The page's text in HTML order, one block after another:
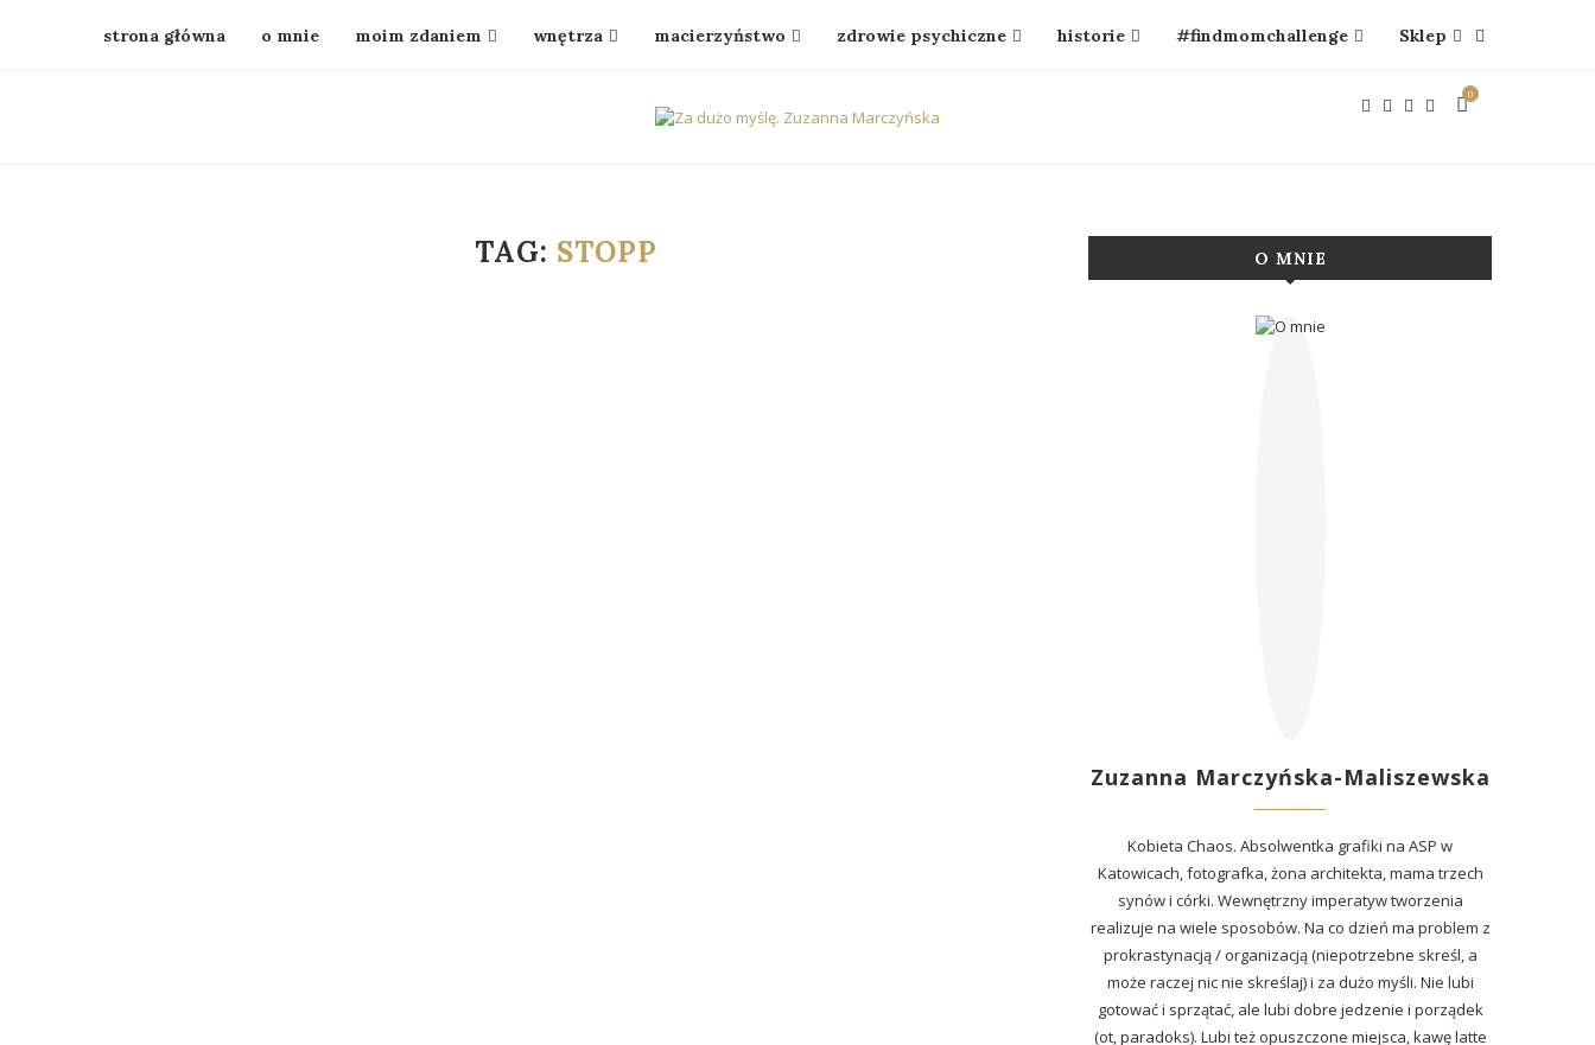
strona główna o mnie moim zdaniem wnętrza macierzyństwo zdrowie psychiczne historie #findmomchallenge Sklep
0
TAG: STOPP O MNIE
Zuzanna Marczyńska-Maliszewska
Kobieta Chaos. Absolwentka grafiki na ASP w
Katowicach, fotografka, żona architekta, mama trzech
synów i córki. Wewnętrzny imperatyw tworzenia
realizuje na wiele sposobów. Na co dzień ma problem z
prokrastynacją / organizacją (niepotrzebne skreśl, a
może raczej nic nie skreślaj) i za dużo myśli. Nie lubi
gotować i sprzątać, ale lubi dobre jedzenie i porządek
(ot, paradoks). Lubi też opuszczone miejsca, kawę latte